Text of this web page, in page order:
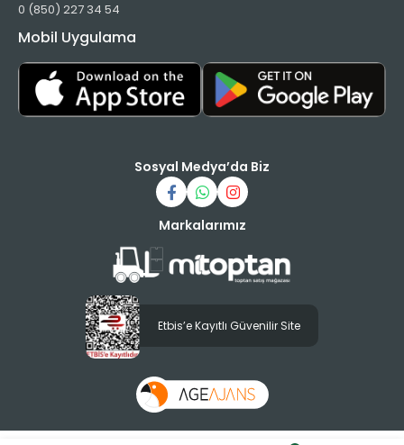
0 (850) 227 34 54
Mobil Uygulama
Sosyal Medya’da Biz
Markalarımız
Etbis’e Kayıtlı Güvenilir Site